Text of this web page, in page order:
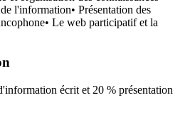
l'information• Présentation des
Le web participatif et la
écrit et 20 % présentation